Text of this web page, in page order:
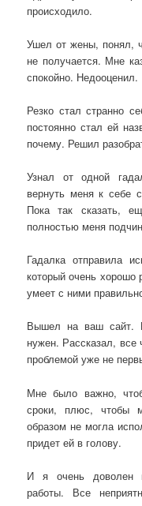
происходило.
Ушел от жены, понял,
не получается. Мне
спокойно. Недооценил.
Резко стал странно
постоянно стал ей
почему. Решил
Узнал от одной
вернуть меня к себе
Пока так сказать,
полностью меня
Гадалка отправила
который очень хорошо
умеет с ними
Вышел на ваш сайт.
нужен. Рассказал, все
проблемой уже не
Мне было важно,
сроки, плюс, чтобы
образом не могла
придет ей в голову.
И я очень доволен
работы. Все